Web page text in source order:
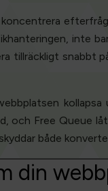
koncentrera
inte
tillräckligt snabbt
och Free Queue
både
din